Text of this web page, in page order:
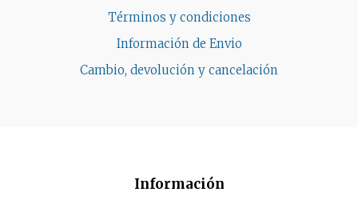
Términos y condiciones
Información de Envio
Cambio, devolución y cancelación
Información